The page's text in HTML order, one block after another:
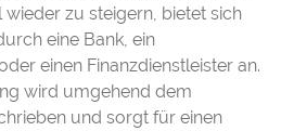
zu steigern, bietet sich
eine Bank, ein
einen Finanzdienstleister an.
wird umgehend dem
und sorgt für einen